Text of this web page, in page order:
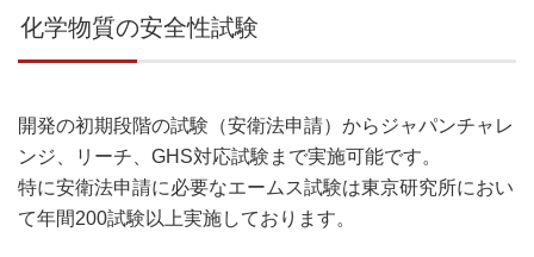
化学物質の安全性試験
開発の初期段階の試験（安衛法申請）からジャパンチャレ
ンジ、リーチ、GHS対応試験まで実施可能です。
特に安衛法申請に必要なエームス試験は東京研究所におい
て年間200試験以上実施しております。